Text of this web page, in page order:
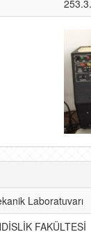
Laboratuvarı
FAKÜLTESİ